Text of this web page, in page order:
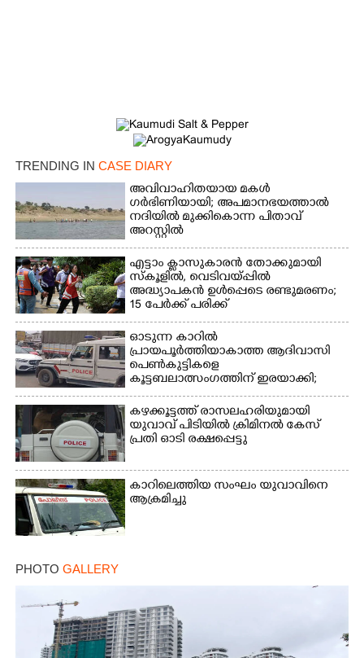
TRENDING IN CASE DIARY
അവിവാഹിതയായ മകൾ
ഗർഭിണിയായി; അപമാനഭയത്താൽ
നദിയിൽ മുക്കികൊന്ന പിതാവ്
അറസ്റ്റിൽ
എട്ടാം ക്ളാസുകാരൻ തോക്കുമായി
സ്കൂളിൽ, വെടിവയ്പ്പിൽ
അദ്ധ്യാപകൻ ഉൾപ്പെടെ രണ്ടുമരണം;
15 പേർക്ക് പരിക്ക്
ഓടുന്ന കാറിൽ
പ്രായപൂർത്തിയാകാത്ത ആദിവാസി
പെൺകുട്ടികളെ
കൂട്ടബലാത്സംഗത്തിന് ഇരയാക്കി;
മൂന്ന് പേർ പിടിയിൽ
കഴക്കൂട്ടത്ത് രാസലഹരിയുമായി
യുവാവ് പിടിയിൽ ക്രിമിനൽ കേസ്
പ്രതി ഓടി രക്ഷപ്പെട്ടു
കാറിലെത്തിയ സംഘം യുവാവിനെ
ആക്രമിച്ചു
PHOTO GALLERY
Share this link
Copy Link